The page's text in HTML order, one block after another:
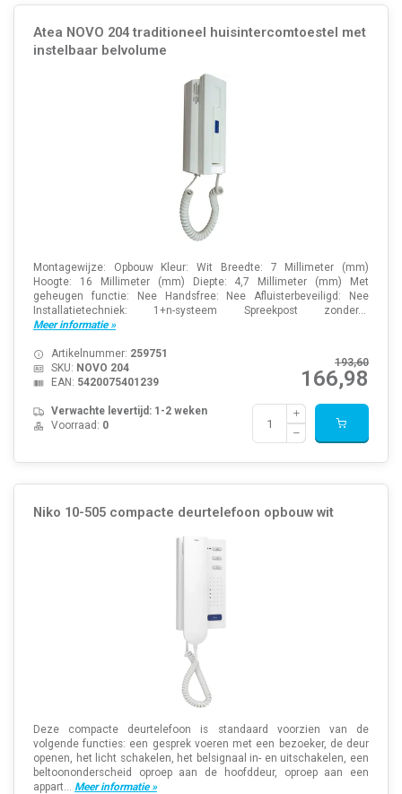
Atea NOVO 204 traditioneel huisintercomtoestel met
instelbaar belvolume
Montagewijze: Opbouw Kleur: Wit Breedte: 7 Millimeter (mm)
Hoogte: 16 Millimeter (mm) Diepte: 4,7 Millimeter (mm) Met
geheugen functie: Nee Handsfree: Nee Afluisterbeveiligd: Nee
Installatietechniek: 1+n-systeem Spreekpost zonder...
Meer informatie »
193,60
166,98
Artikelnummer: 259751
SKU: NOVO 204
EAN: 5420075401239
Verwachte levertijd: 1-2 weken
Voorraad: 0
Niko 10-505 compacte deurtelefoon opbouw wit
Deze compacte deurtelefoon is standaard voorzien van de
volgende functies: een gesprek voeren met een bezoeker, de deur
openen, het licht schakelen, het belsignaal in- en uitschakelen, een
beltoononderscheid oproep aan de hoofddeur, oproep aan een
appart... Meer informatie »